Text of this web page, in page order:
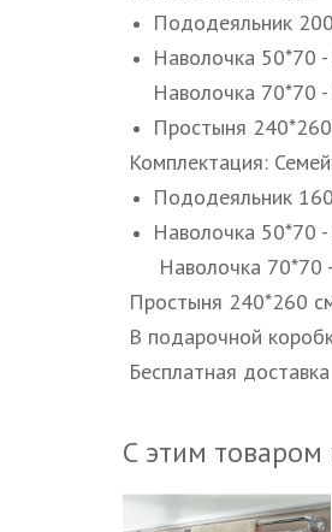
Пододеяльник
Наволочка 50*70
Наволочка 70*70
Простыня
Комплектация:
Пододеяльник
Наволочка 50*70
Наволочка 70*70
Простыня 240*260
В подарочной
Бесплатная
С этим товаром